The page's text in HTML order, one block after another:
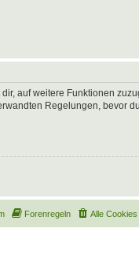
auf weitere Funktionen
Regelungen, bevor
Alle
Forenregeln